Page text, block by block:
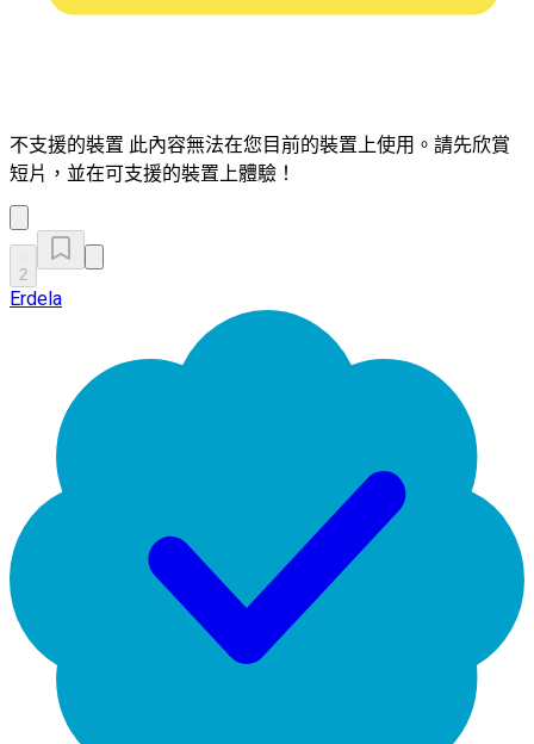
不支援的裝置 此內容無法在您目前的裝置上使用。請先欣賞
短片，並在可支援的裝置上體驗！
2
Erdela